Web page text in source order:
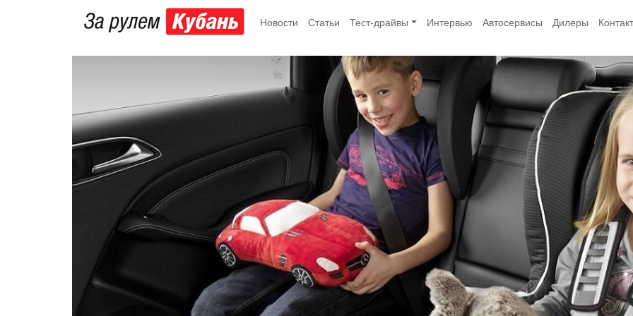
Новости Статьи Тест-драйвы Интервью Автосервисы Дилеры